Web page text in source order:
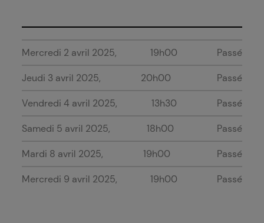
Mercredi 2 avril 2025 19h00 Passé
Jeudi 3 avril 2025 20h00 Passé
Vendredi 4 avril 2025 13h30 Passé
Samedi 5 avril 2025 18h00 Passé
Mardi 8 avril 2025 19h00 Passé
Mercredi 9 avril 2025 19h00 Passé